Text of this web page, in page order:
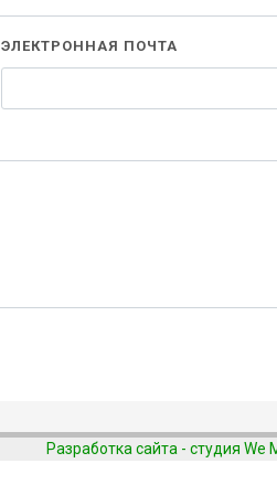
ЭЛЕКТРОННАЯ ПОЧТА
Разработка сайта - студия We